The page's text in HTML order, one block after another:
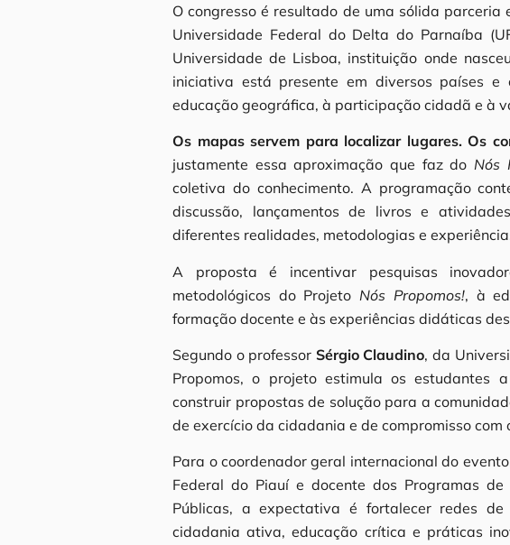
O congresso é resultado de uma sólida
Universidade Federal do Delta do Parnaíba
Universidade de Lisboa, instituição onde
iniciativa está presente em diversos países
educação geográfica, à participação cidadã e à
Os mapas servem para localizar lugares. Os
justamente essa aproximação que faz do Nós
coletiva do conhecimento. A programação
discussão, lançamentos de livros e
diferentes realidades, metodologias e
A proposta é incentivar pesquisas
metodológicos do Projeto Nós Propomos!, à
formação docente e às experiências didáticas
Segundo o professor Sérgio Claudino, da
Propomos, o projeto estimula os estudantes
construir propostas de solução para a
de exercício da cidadania e de compromisso com
Para o coordenador geral internacional do
Federal do Piauí e docente dos Programas
Públicas, a expectativa é fortalecer redes
cidadania ativa, educação crítica e práticas